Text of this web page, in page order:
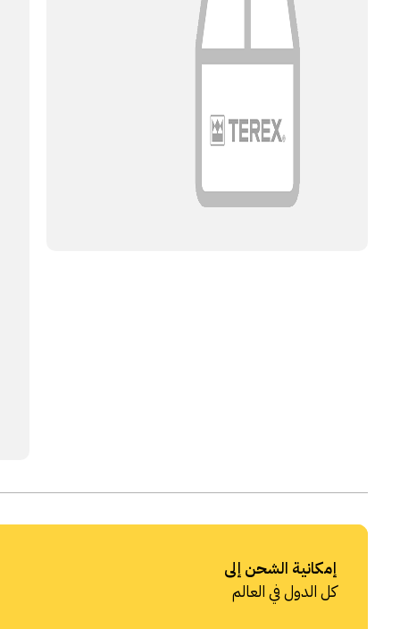
إمكانية الشحن إلى
كل الدول في العالم